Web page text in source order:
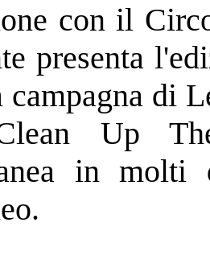
con il
presenta
di
Clean Up
in